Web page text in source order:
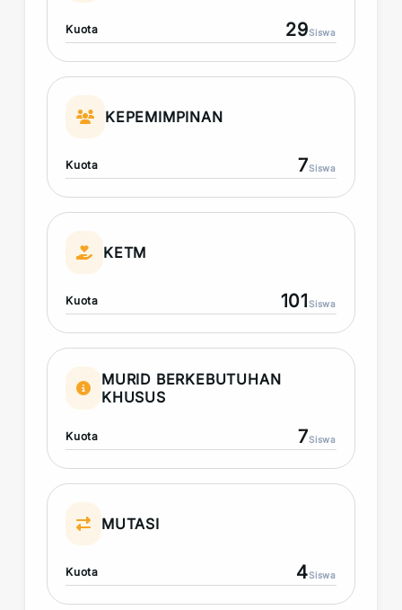
Kuota 29Siswa
KEPEMIMPINAN
Kuota 7Siswa
KETM
Kuota 101Siswa
MURID BERKEBUTUHAN
KHUSUS
Kuota 7Siswa
MUTASI
Kuota 4Siswa